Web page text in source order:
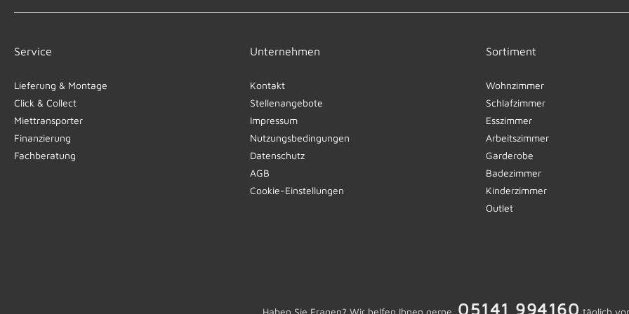
Service
Lieferung & Montage
Click & Collect
Miettransporter
Finanzierung
Fachberatung
Unternehmen
Kontakt
Stellenangebote
Impressum
Nutzungsbedingungen
Datenschutz
AGB
Cookie-Einstellungen
Sortiment
Wohnzimmer
Schlafzimmer
Esszimmer
Arbeitszimmer
Garderobe
Badezimmer
Kinderzimmer
Outlet
Haben Sie Fragen? Wir helfen Ihnen gerne. 05141 994160 täglich